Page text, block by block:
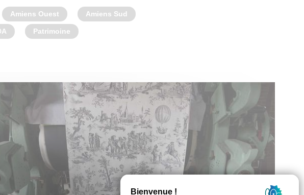
Amiens Ouest Amiens Sud
Patrimoine